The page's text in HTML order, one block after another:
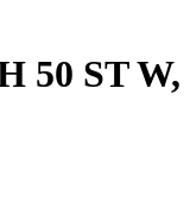
50 ST W,